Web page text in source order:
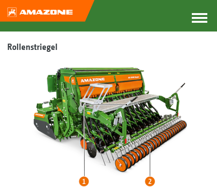
Rollenstriegel